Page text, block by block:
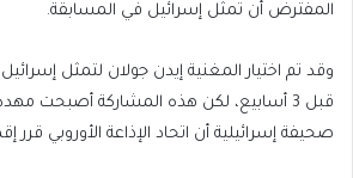
المفترض أن تمثل إسرائيل في المسابقة.
وقد تم اختيار المغنية إيدن جولان لتمثل
قبل 3 أسابيع، لكن هذه المشاركة أصبحت
صحيفة إسرائيلية أن اتحاد الإذاعة الأوروبي قرر